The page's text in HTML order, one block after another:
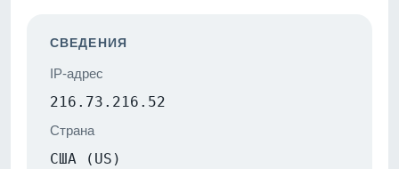
СВЕДЕНИЯ
IP-адрес
216.73.216.52
Страна
США (US)